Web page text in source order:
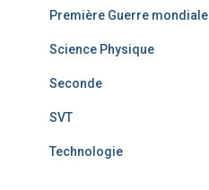
Première Guerre mondiale
Science Physique
Seconde
SVT
Technologie